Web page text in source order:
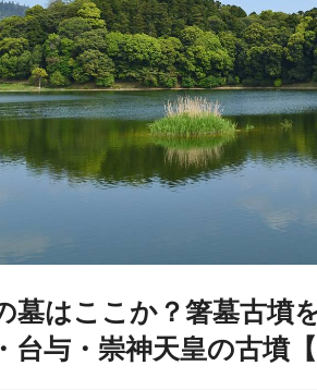
墓はここか？箸墓古
台与・崇神天皇の古墳【